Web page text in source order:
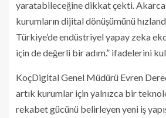
yaratabileceğine dikkat çekti.
kurumların dijital dönüşümünü
Türkiye’de endüstriyel yapay zeka
için de değerli bir adım.” ifadelerini
KoçDigital Genel Müdürü Evren
artık kurumlar için yalnızca bir
rekabet gücünü belirleyen yeni iş